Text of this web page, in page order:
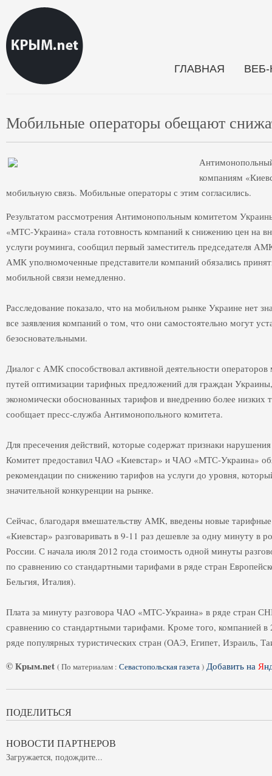
ГЛАВНАЯ
Мобильные операторы обещают
компаниям
мобильную связь. Мобильные операторы с этим согласились.
Результатом рассмотрения Антимонопольным комитетом
«МТС-Украина» стала готовность компаний к снижению цен на
услуги роуминга, сообщил первый заместитель председателя
АМК уполномоченные представители компаний обязались
мобильной связи немедленно.
Расследование показало, что на мобильном рынке Украине нет
все заявления компаний о том, что они самостоятельно могут
безосновательными.
Диалог с АМК способствовал активной деятельности
путей оптимизации тарифных предложений для граждан
экономически обоснованных тарифов и внедрению более низких
сообщает пресс-служба Антимонопольного комитета.
Для пресечения действий, которые содержат признаки нарушения
Комитет предоставил ЧАО «Киевстар» и ЧАО «МТС-Украина»
рекомендации по снижению тарифов на услуги до уровня,
значительной конкуренции на рынке.
Сейчас, благодаря вмешательству АМК, введены новые
«Киевстар» разговаривать в 9-11 раз дешевле за одну минуту в
России. С начала июля 2012 года стоимость одной минуты
по сравнению со стандартными тарифами в ряде стран
Бельгия, Италия).
Плата за минуту разговора ЧАО «МТС-Украина» в ряде стран
сравнению со стандартными тарифами. Кроме того, компанией
ряде популярных туристических стран (ОАЭ, Египет, Израиль,
© Крым.net (По материалам : Севастопольская газета) Добавить на Я
ПОДЕЛИТЬСЯ
НОВОСТИ ПАРТНЕРОВ
Загружается, подождите...